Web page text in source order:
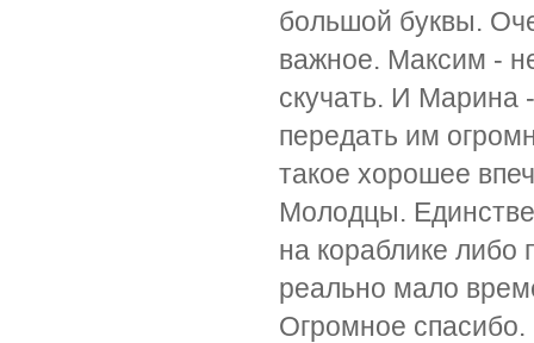
большой буквы.
важное. Максим -
скучать. И Марина
передать им
такое хорошее
Молодцы.
на кораблике
реально мало
Огромное спасибо.